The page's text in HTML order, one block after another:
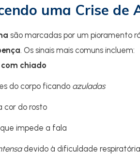
uma Crise de
são marcadas por um pioramento
. Os sinais mais comuns incluem:
chiado
do corpo ficando azuladas
cor do rosto
que impede a fala
devido à dificuldade respiratória